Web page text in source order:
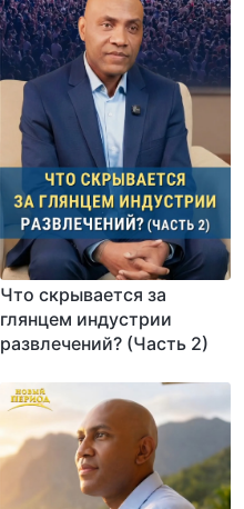
Что скрывается за
глянцем индустрии
развлечений? (Часть 2)